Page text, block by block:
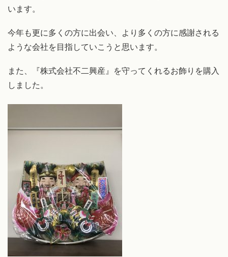
います。
今年も更に多くの方に出会い、より多くの方に感謝される
ような会社を目指していこうと思います。
また、『株式会社不二興産』を守ってくれるお飾りを購入
しました。